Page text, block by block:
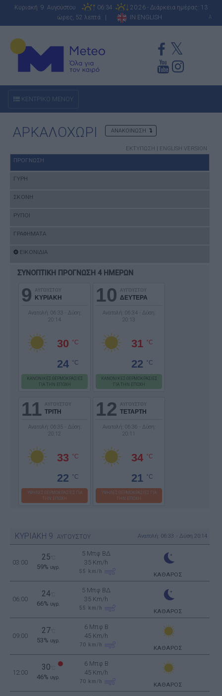
Κυριακή 9 Αυγούστου 06:34
20:26 - Διάρκεια ημέρας: 13
ώρες, 52 λεπτά |
IN ENGLISH A
ΚΕΝΤΡΙΚΟ ΜΕΝΟΥ
ΑΡΚΑΛΟΧΩΡΙ ΑΝΑΚΟΙΝΩΣΗ
ΕΚΤΥΠΩΣΗ | ENGLISH VERSION
ΠΡΟΓΝΩΣΗ
ΓΥΡΗ
ΣΚΟΝΗ
ΡΥΠΟΙ
ΓΡΑΦΗΜΑΤΑ
ΕΙΚΟΝΙΔΙΑ
ΣΥΝΟΠΤΙΚΗ ΠΡΟΓΝΩΣΗ 4 ΗΜΕΡΩΝ
9 ΑΥΓΟΥΣΤΟΥ
ΚΥΡΙΑΚΗ
Ανατολή: 06:33 - Δύση:
20:14
30 °C
24 °C
ΚΑΝΟΝΙΚΕΣ ΘΕΡΜΟΚΡΑΣΙΕΣ
ΓΙΑ ΤΗΝ ΕΠΟΧΗ
10 ΑΥΓΟΥΣΤΟΥ
ΔΕΥΤΕΡΑ
Ανατολή: 06:34 - Δύση:
20:13
31 °C
22 °C
ΚΑΝΟΝΙΚΕΣ ΘΕΡΜΟΚΡΑΣΙΕΣ
ΓΙΑ ΤΗΝ ΕΠΟΧΗ
11 ΑΥΓΟΥΣΤΟΥ
ΤΡΙΤΗ
Ανατολή: 06:35 - Δύση:
20:12
33 °C
22 °C
ΥΨΗΛΕΣ ΘΕΡΜΟΚΡΑΣΙΕΣ ΓΙΑ
ΤΗΝ ΕΠΟΧΗ
12 ΑΥΓΟΥΣΤΟΥ
ΤΕΤΑΡΤΗ
Ανατολή: 06:36 - Δύση:
20:11
34 °C
21 °C
ΥΨΗΛΕΣ ΘΕΡΜΟΚΡΑΣΙΕΣ ΓΙΑ
ΤΗΝ ΕΠΟΧΗ
ΚΥΡΙΑΚΗ 9 ΑΥΓΟΥΣΤΟΥ Ανατολή: 06:33 - Δύση 20:14
03:00
25
59% υγρ.
5 Μπφ ΒΔ
35 Km/h
55 km/h ΚΑΘΑΡΟΣ
06:00
24°C
66% υγρ.
5 Μπφ ΒΔ
35 Km/h
55 km/h ΚΑΘΑΡΟΣ
09:00
27
53% υγρ.
6 Μπφ B
45 Km/h
70 km/h ΚΑΘΑΡΟΣ
12:00
30
46% υγρ.
6 Μπφ B
45 Km/h
70 km/h ΚΑΘΑΡΟΣ